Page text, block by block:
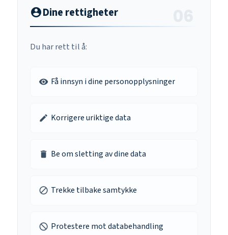
account_circleDine rettigheter
Du har rett til å:
visibility Få innsyn i dine personopplysninger
edit Korrigere uriktige data
delete Be om sletting av dine data
block Trekke tilbake samtykke
not_interested Protestere mot databehandling